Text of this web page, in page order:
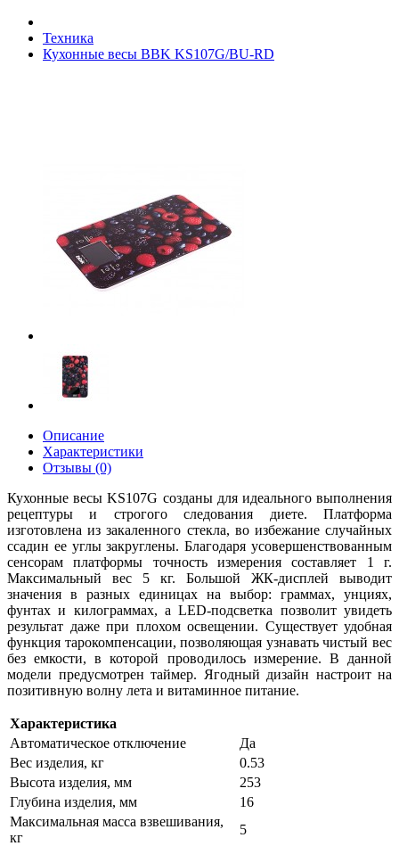
Техника
Кухонные весы BBK KS107G/BU-RD
Описание
Характеристики
Отзывы (0)
Кухонные весы KS107G созданы для идеального выполнения
рецептуры и строгого следования диете. Платформа
изготовлена из закаленного стекла, во избежание случайных
ссадин ее углы закруглены. Благодаря усовершенствованным
сенсорам платформы точность измерения составляет 1 г.
Максимальный вес 5 кг. Большой ЖК-дисплей выводит
значения в разных единицах на выбор: граммах, унциях,
фунтах и килограммах, а LED-подсветка позволит увидеть
результат даже при плохом освещении. Существует удобная
функция тарокомпенсации, позволяющая узнавать чистый вес
без емкости, в которой проводилось измерение. В данной
модели предусмотрен таймер. Ягодный дизайн настроит на
позитивную волну лета и витаминное питание.
Характеристика
Автоматическое отключение
Да
Вес изделия, кг
0.53
Высота изделия, мм
253
Глубина изделия, мм
16
Максимальная масса взвешивания,
кг
5